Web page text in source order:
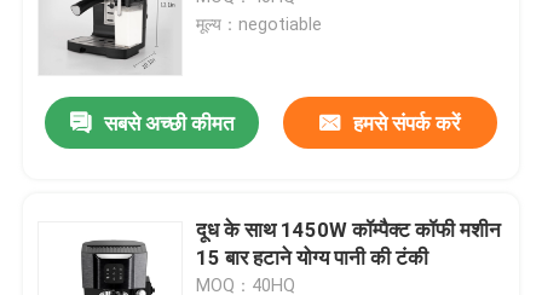
मूल्य：negotiable
सबसे अच्छी कीमत हमसे संपर्क करें
दूध के साथ 1450W कॉम्पैक्ट कॉफी मशीन
15 बार हटाने योग्य पानी की टंकी
MOQ：40HQ